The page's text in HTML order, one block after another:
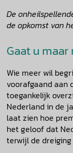
De
de opkomst van
Gaat u
Wie meer wil
voorafgaand aan
toegankelijk
Nederland in de
laat zien hoe
het geloof dat
terwijl de